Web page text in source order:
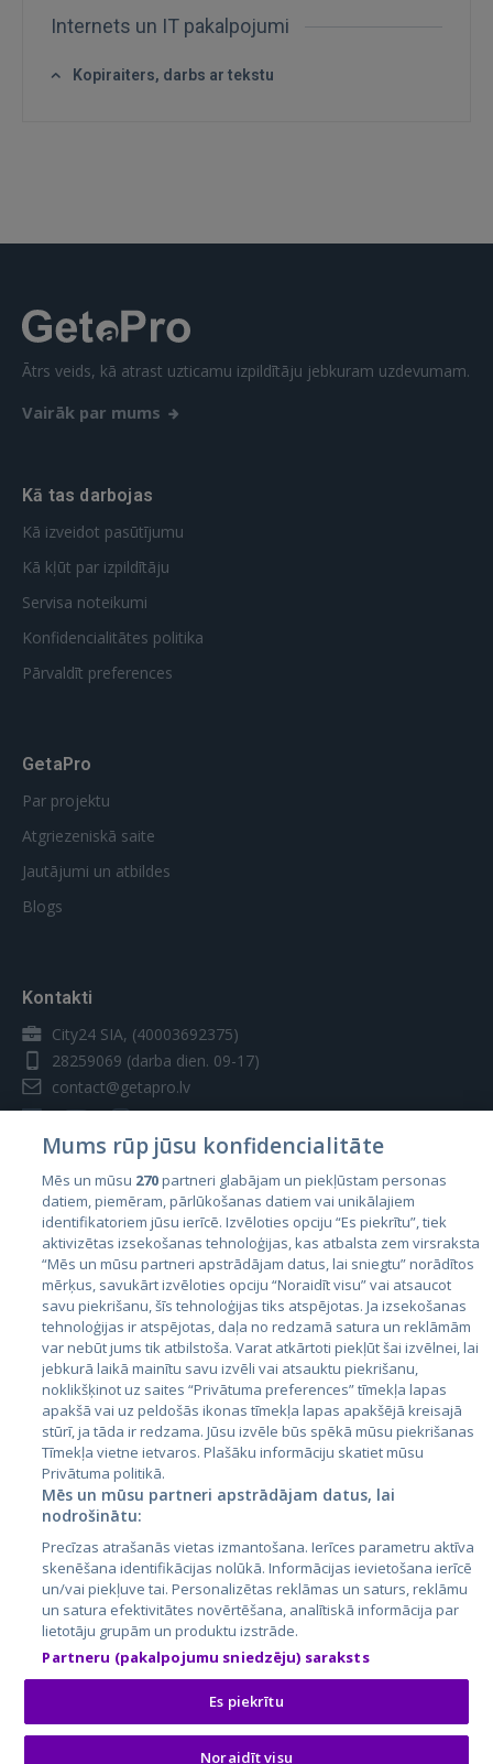
Aizmirsāt paroli? Atcerēties?
REĢISTRĀCIJA
Internets un IT pakalpojumi
Kopiraiters, darbs ar tekstu
Ātrs veids, kā atrast uzticamu izpildītāju jebkuram uzdevumam.
Vairāk par mums
Kā tas darbojas
Kā izveidot pasūtījumu
Kā kļūt par izpildītāju
Servisa noteikumi
Konfidencialitātes politika
Pārvaldīt preferences
GetaPro
Par projektu
Atgriezeniskā saite
Jautājumi un atbildes
Blogs
Kontakti
City24 SIA, (40003692375)
28259069 (darba dien. 09-17)
contact@getapro.lv
Valstis
Igaunija
Latvija
Lietuva
City24.lv
City24.ee
GetaPro.lv
GetaPro.ee
Skelbiu.lt
Autoplius.lt
Aruodas.lt
Kainos.lt
Paslaugos.lt
auto24.ee
KV.ee
Osta.ee
KuldneBörs.ee
Mums rūp jūsu konfidencialitāte
Mēs un mūsu 270partneri glabājam un piekļūstam personas
datiem, piemēram, pārlūkošanas datiem vai unikālajiem
identifikatoriem jūsu ierīcē. Izvēloties opciju “Es piekrītu”, tiek
aktivizētas izsekošanas tehnoloģijas, kas atbalsta zem virsraksta
“Mēs un mūsu partneri apstrādājam datus, lai sniegtu” norādītos
mērķus, savukārt izvēloties opciju “Noraidīt visu” vai atsaucot
savu piekrišanu, šīs tehnoloģijas tiks atspējotas. Ja izsekošanas
tehnoloģijas ir atspējotas, daļa no redzamā satura un reklāmām
var nebūt jums tik atbilstoša. Varat atkārtoti piekļūt šai izvēlnei, lai
jebkurā laikā mainītu savu izvēli vai atsauktu piekrišanu,
noklikšķinot uz saites “Privātuma preferences” tīmekļa lapas
apakšā vai uz peldošās ikonas tīmekļa lapas apakšējā kreisajā
stūrī, ja tāda ir redzama. Jūsu izvēle būs spēkā mūsu piekrišanas
Tīmekļa vietne ietvaros. Plašāku informāciju skatiet mūsu
Privātuma politikā.
Mēs un mūsu partneri apstrādājam datus, lai
nodrošinātu:
Precīzas atrašanās vietas izmantošana. Ierīces parametru aktīva
skenēšana identifikācijas nolūkā. Informācijas ievietošana ierīcē
un/vai piekļuve tai. Personalizētas reklāmas un saturs, reklāmu
un satura efektivitātes novērtēšana, analītiskā informācija par
lietotāju grupām un produktu izstrāde.
Partneru (pakalpojumu sniedzēju) saraksts
Es piekrītu
Noraidīt visu